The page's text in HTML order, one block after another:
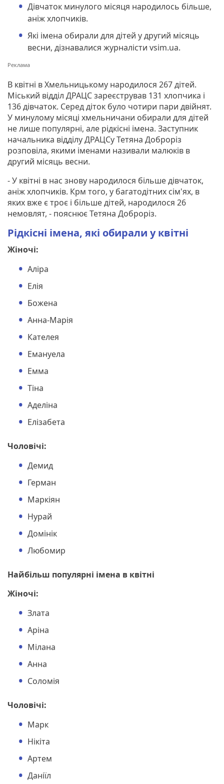
Дівчаток минулого місяця народилось більше,
аніж хлопчиків.
Які імена обирали для дітей у другий місяць
весни, дізнавалися журналісти vsim.ua.
В квітні в Хмельницькому народилося 267 дітей.
Міський відділ ДРАЦС зареєстрував 131 хлопчика і
136 дівчаток. Серед діток було чотири пари двійнят.
У минулому місяці хмельничани обирали для дітей
не лише популярні, але рідкісні імена. Заступник
начальника відділу ДРАЦСу Тетяна Доброріз
розповіла, якими іменами називали малюків в
другий місяць весни.
- У квітні в нас знову народилося більше дівчаток,
аніж хлопчиків. Крм того, у багатодітних сім'ях, в
яких вже є троє і більше дітей, народилося 26
немовлят, - пояснює Тетяна Доброріз.
Рідкісні імена, які обирали у квітні
Жіночі:
Аліра
Елія
Божена
Анна-Марія
Кателея
Емануела
Емма
Тіна
Аделіна
Елізабета
Чоловічі:
Демид
Герман
Маркіян
Нурай
Домінік
Любомир
Найбільш популярні імена в квітні
Жіночі:
Злата
Аріна
Мілана
Анна
Соломія
Чоловічі:
Марк
Нікіта
Артем
Даніїл